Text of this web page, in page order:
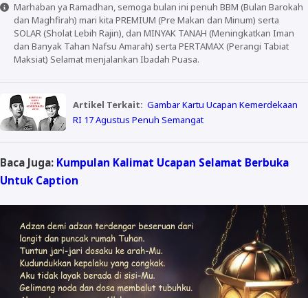
Marhaban ya Ramadhan, semoga bulan ini penuh BBM (Bulan Barokah
dan Maghfirah) mari kita PREMIUM (Pre Makan dan Minum) serta
SOLAR (Sholat Lebih Rajin), dan MINYAK TANAH (Meningkatkan Iman
dan Banyak Tahan Nafsu Amarah) serta PERTAMAX (Perangi Tabiat
Maksiat) Selamat menjalankan Ibadah Puasa.
Artikel Terkait: Gambar Kartu Ucapan Kemerdekaan
RI 17 Agustus Penuh Semangat
Baca Juga: Kumpulan Kalimat Ucapan Selamat Berbuka
Untuk Caption